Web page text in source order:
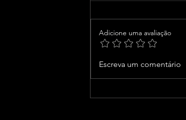
CNJ acaba com
juiz
Adicione uma avaliação
Escreva um comentário